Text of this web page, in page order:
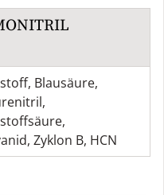
, Blausäure,
,
,
, Zyklon B, HCN